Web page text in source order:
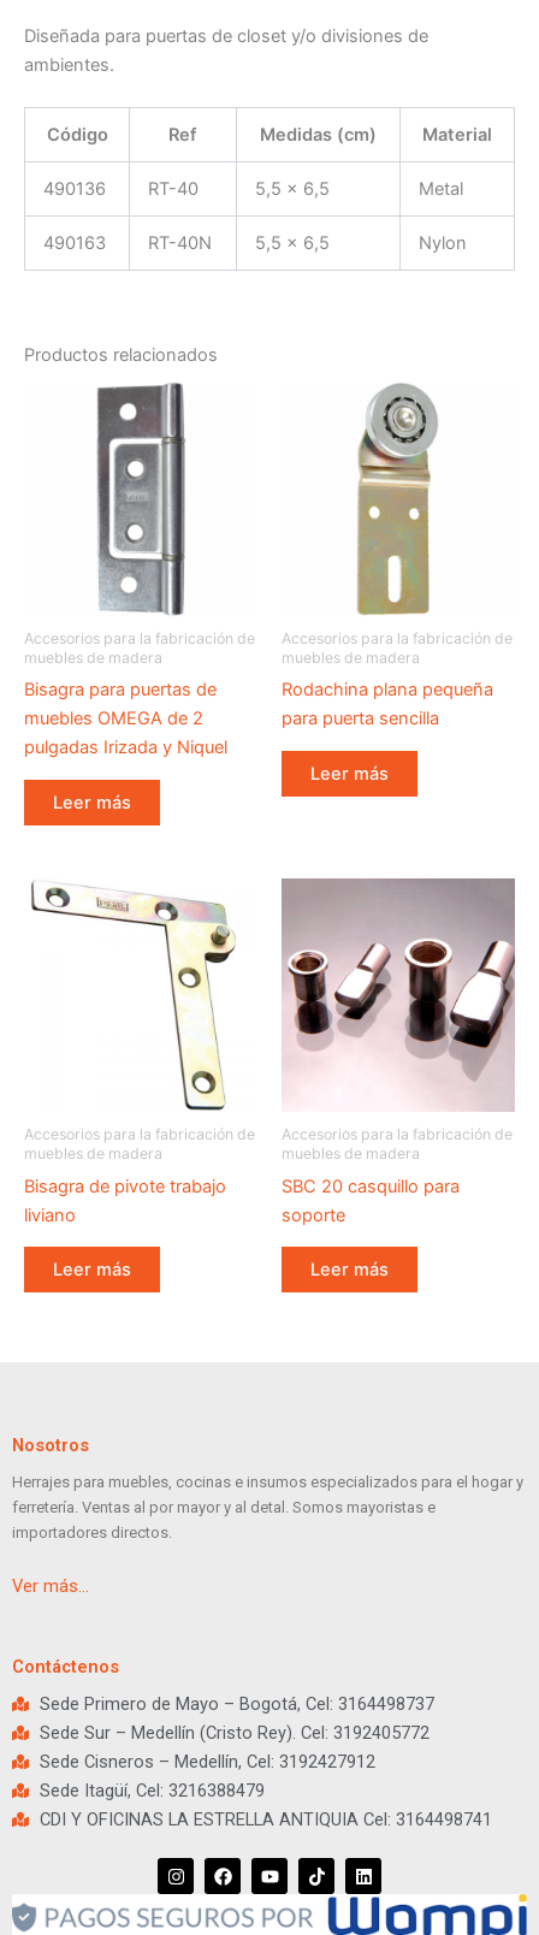
Diseñada para puertas de closet y/o divisiones de
ambientes.
Código Ref Medidas (cm) Material
490136 RT-40 5,5 x 6,5 Metal
490163 RT-40N 5,5 x 6,5 Nylon
Productos relacionados
Accesorios para la fabricación de
muebles de madera
Bisagra para puertas de
muebles OMEGA de 2
pulgadas Irizada y Niquel
Leer más
Accesorios para la fabricación de
muebles de madera
Rodachina plana pequeña
para puerta sencilla
Leer más
Accesorios para la fabricación de
muebles de madera
Bisagra de pivote trabajo
liviano
Leer más
Accesorios para la fabricación de
muebles de madera
SBC 20 casquillo para
soporte
Leer más
Nosotros
Herrajes para muebles, cocinas e insumos especializados para el hogar y
ferretería. Ventas al por mayor y al detal. Somos mayoristas e
importadores directos.
Ver más…
Contáctenos
Sede Primero de Mayo – Bogotá, Cel: 3164498737
Sede Sur – Medellín (Cristo Rey). Cel: 3192405772
Sede Cisneros – Medellín, Cel: 3192427912
Sede Itagüí, Cel: 3216388479
CDI Y OFICINAS LA ESTRELLA ANTIQUIA Cel: 3164498741
I
n
s
t
F
a
c
e
Y
o
u
t
T
i
L
i
n